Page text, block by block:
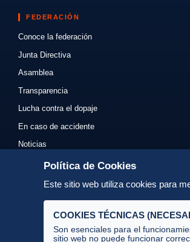
FEDERACIÓN
Conoce la federación
Junta Directiva
Asamblea
Transparencia
Lucha contra el dopaje
En caso de accidente
Noticias
Eventos
Enlaces
Política de Cookies
Este sitio web utiliza cookies para
COOKIES TÉCNICAS
Son esenciales para el
sitio web no puede funcionar